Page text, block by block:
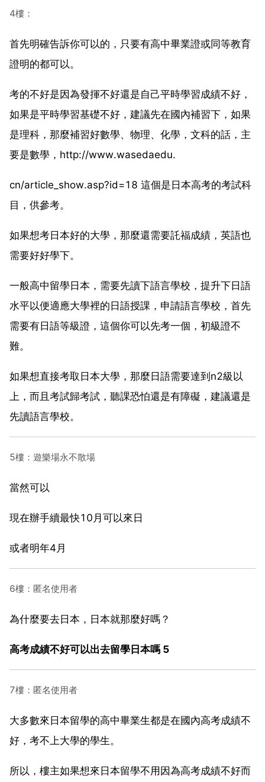
4樓：
首先明確告訴你可以的，只要有高中畢業證或同等教育
證明的都可以。
考的不好是因為發揮不好還是自己平時學習成績不好，
如果是平時學習基礎不好，建議先在國內補習下，如果
是理科，那麼補習好數學、物理、化學，文科的話，主
要是數學，http://www.wasedaedu.
cn/article_show.asp?id=18 這個是日本高考的考試科
目，供參考。
如果想考日本好的大學，那麼還需要託福成績，英語也
需要好好學下。
一般高中留學日本，需要先讀下語言學校，提升下日語
水平以便適應大學裡的日語授課，申請語言學校，首先
需要有日語等級證，這個你可以先考一個，初級證不
難。
如果想直接考取日本大學，那麼日語需要達到n2級以
上，而且考試歸考試，聽課恐怕還是有障礙，建議還是
先讀語言學校。
5樓：遊樂場永不散場
當然可以
現在辦手續最快10月可以來日
或者明年4月
6樓：匿名使用者
為什麼要去日本，日本就那麼好嗎？
高考成績不好可以出去留學日本嗎 5
7樓：匿名使用者
大多數來日本留學的高中畢業生都是在國內高考成績不
好，考不上大學的學生。
所以，樓主如果想來日本留學不用因為高考成績不好而